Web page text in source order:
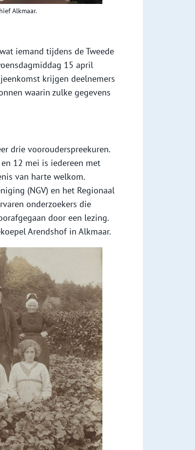
Alkmaar.
iemand tijdens de Tweede
15 april
krijgen deelnemers
waarin zulke gegevens
drie voorouderspreekuren.
12 mei is iedereen met
van harte welkom.
(NGV) en het Regionaal
onderzoekers die
door een lezing.
Arendshof in Alkmaar.